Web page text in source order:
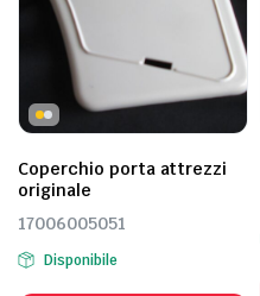
Coperchio porta attrezzi
originale
17006005051
Disponibile